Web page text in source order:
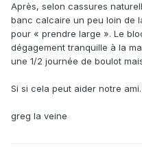
Après, selon cassures
banc calcaire un peu loin de
pour « prendre large ». Le
dégagement tranquille à la
une 1/2 journée de boulot
Si si cela peut aider notre ami.
greg la veine